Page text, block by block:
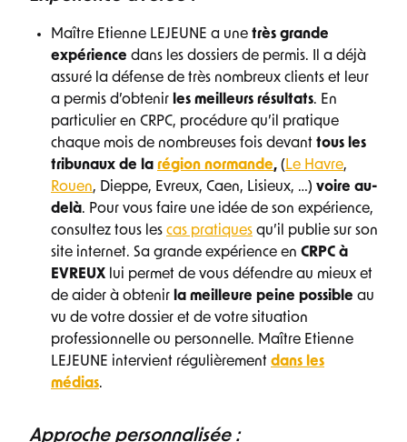
Maître Etienne LEJEUNE a une très grande
expérience dans les dossiers de permis. Il a déjà
assuré la défense de très nombreux clients et leur
a permis d’obtenir les meilleurs résultats. En
particulier en CRPC, procédure qu’il pratique
chaque mois de nombreuses fois devant tous les
tribunaux de la région normande, ( Le Havre,
Rouen, Dieppe, Evreux, Caen, Lisieux, …) voire au-
delà. Pour vous faire une idée de son expérience,
consultez tous les cas pratiques qu’il publie sur son
site internet. Sa grande expérience en CRPC à
EVREUX lui permet de vous défendre au mieux et
de aider à obtenir la meilleure peine possible au
vu de votre dossier et de votre situation
professionnelle ou personnelle. Maître Etienne
LEJEUNE intervient régulièrement dans les
médias.
Approche personnalisée :